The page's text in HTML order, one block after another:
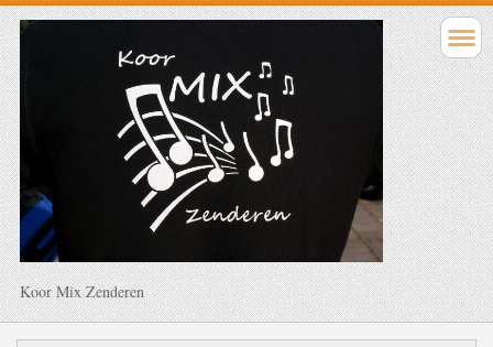
Koor Mix Zenderen